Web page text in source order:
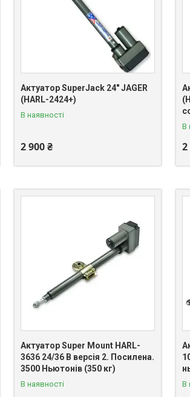
Актуатор SuperJack 24" JAGER
(HARL-2424+)
В наявності
2 900 ₴
В
2
Актуатор Super Mount HARL-
3636 24/36 В версія 2. Посилена.
3500 Ньютонів (350 кг)
В наявності В